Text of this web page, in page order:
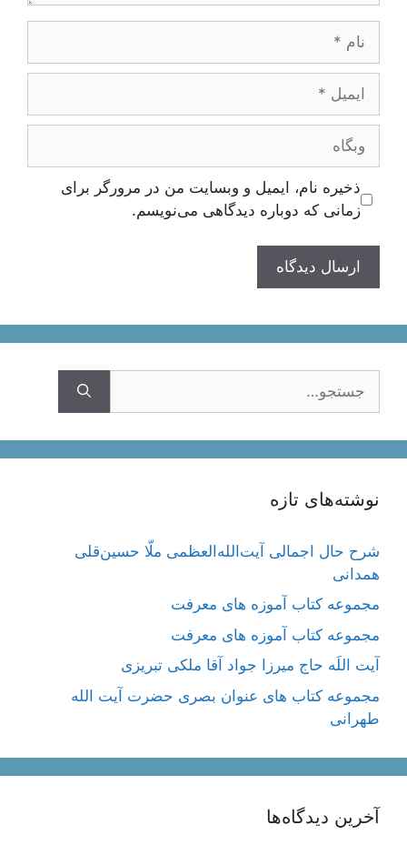
ایمیل
وبگاه
ذخیره نام، ایمیل و وبسایت من در مرورگر برای
زمانی که دوباره دیدگاهی می‌نویسم.
نوشته‌های تازه
شرح حال اجمالی آیت‌الله‌العظمی ملّا حسین‌قلی
همدانی
مجموعه کتاب آموزه های معرفت
مجموعه کتاب آموزه های معرفت
آیت اللَه حاج میرزا جواد آقا ملکی تبریزی
مجموعه کتاب های عنوان بصری حضرت آیت الله
طهرانی
آخرین دیدگاه‌ها